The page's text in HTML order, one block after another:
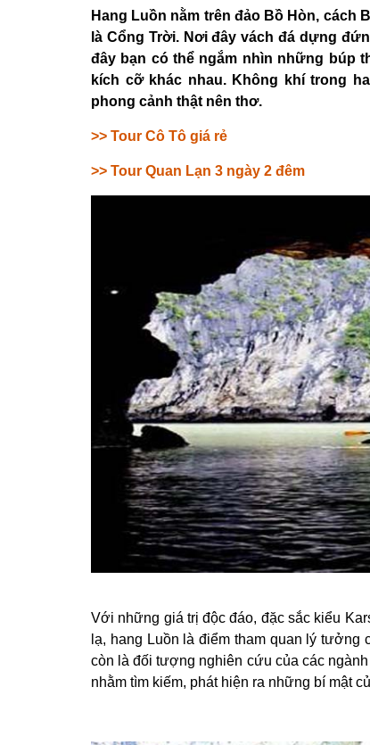
Hang Luồn nằm trên đảo Bồ Hòn, cách
là Cổng Trời. Nơi đây vách đá dựng
đây bạn có thể ngắm nhìn những búp
kích cỡ khác nhau. Không khí trong
phong cảnh thật nên thơ.
>> Tour Cô Tô giá rẻ
>> Tour Quan Lạn 3 ngày 2 đêm
Với những giá trị độc đáo, đặc sắc kiểu
lạ, hang Luồn là điểm tham quan lý tưởng
còn là đối tượng nghiên cứu của các
nhằm tìm kiếm, phát hiện ra những bí mật